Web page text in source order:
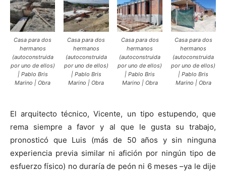
Casa para dos
hermanos
(autoconstruida
por uno de ellos)
| Pablo Bris
Marino | Obra
Casa para dos
hermanos
(autoconstruida
por uno de ellos)
| Pablo Bris
Marino | Obra
Casa para dos
hermanos
(autoconstruida
por uno de ellos)
| Pablo Bris
Marino | Obra
Casa para dos
hermanos
(autoconstruida
por uno de ellos)
| Pablo Bris
Marino | Obra
El arquitecto técnico, Vicente, un tipo estupendo, que
rema siempre a favor y al que le gusta su trabajo,
pronosticó que Luis (más de 50 años y sin ninguna
experiencia previa similar ni afición por ningún tipo de
esfuerzo físico) no duraría de peón ni 6 meses –ya le dije